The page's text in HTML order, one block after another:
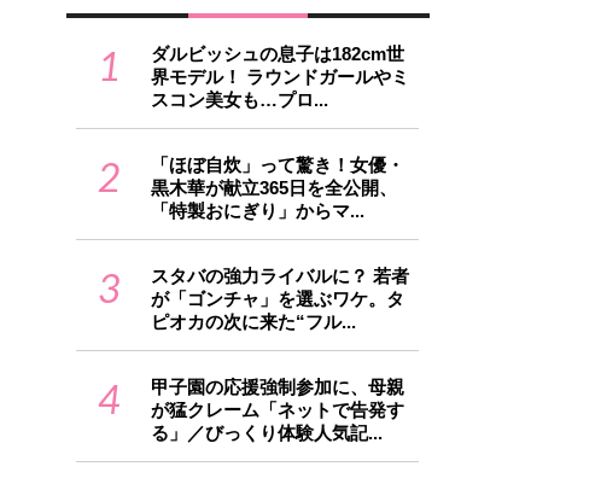
1
ダルビッシュの息子は182cm世
界モデル！ ラウンドガールやミ
スコン美女も…プロ...
2
「ほぼ自炊」って驚き！女優・
黒木華が献立365日を全公開、
「特製おにぎり」からマ...
3
スタバの強力ライバルに？ 若者
が「ゴンチャ」を選ぶワケ。タ
ピオカの次に来た“フル...
4
甲子園の応援強制参加に、母親
が猛クレーム「ネットで告発す
る」／びっくり体験人気記...